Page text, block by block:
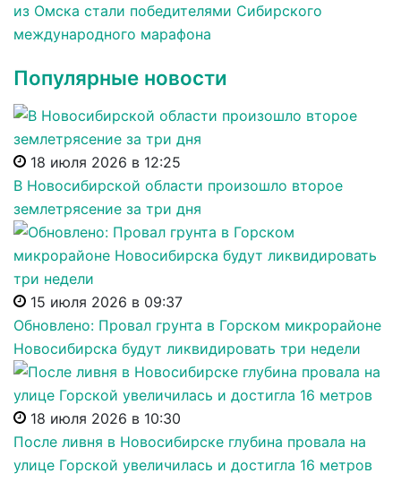
из Омска стали победителями Сибирского
международного марафона
Популярные новости
18 июля 2026 в 12:25
В Новосибирской области произошло второе
землетрясение за три дня
15 июля 2026 в 09:37
Обновлено: Провал грунта в Горском микрорайоне
Новосибирска будут ликвидировать три недели
18 июля 2026 в 10:30
После ливня в Новосибирске глубина провала на
улице Горской увеличилась и достигла 16 метров